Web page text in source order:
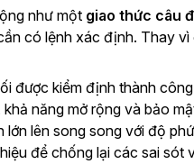
như một giao thức câu
có lệnh xác định. Thay
được kiểm định thành
khả năng mở rộng và bảo
lớn lên song song với độ
để chống lại các sai